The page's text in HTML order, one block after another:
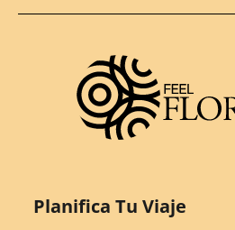
Planifica Tu Viaje